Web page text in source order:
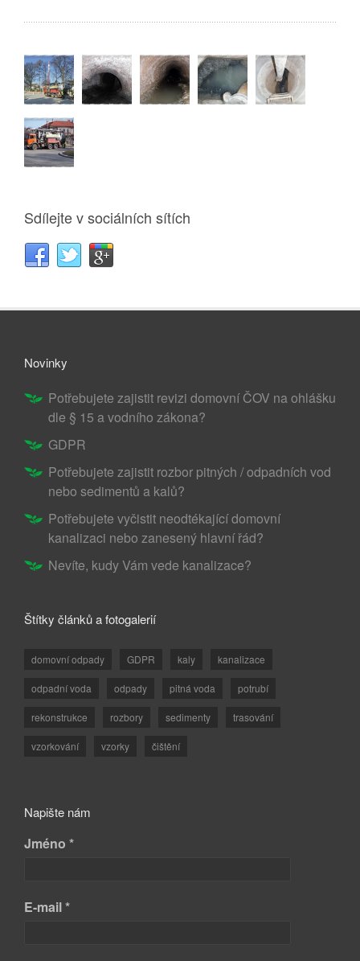
Sdílejte v sociálních sítích
Novinky
Potřebujete zajistit revizi domovní ČOV na ohlášku
dle § 15 a vodního zákona?
GDPR
Potřebujete zajistit rozbor pitných / odpadních vod
nebo sedimentů a kalů?
Potřebujete vyčistit neodtékající domovní
kanalizaci nebo zanesený hlavní řád?
Nevíte, kudy Vám vede kanalizace?
Štítky článků a fotogalerií
domovní odpady GDPR kaly kanalizace
odpadní voda odpady pitná voda potrubí
rekonstrukce rozbory sedimenty trasování
vzorkování vzorky čištění
Napište nám
Jméno *
E-mail *